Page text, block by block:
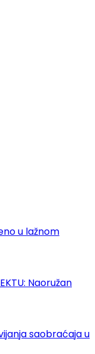
u lažnom
Naoružan
saobraćaja u